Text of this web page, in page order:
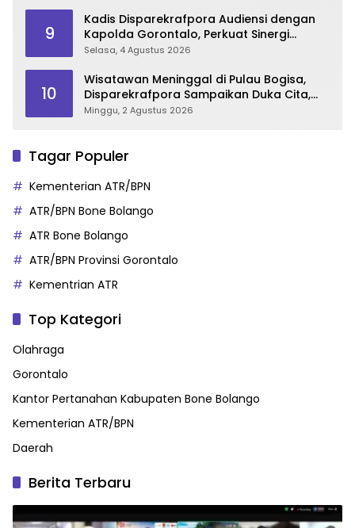
9
Kadis Disparekrafpora Audiensi dengan
Kapolda Gorontalo, Perkuat Sinergi
Sukseskan Gorontalo Karnaval Karawo
Selasa, 4 Agustus 2026
10
Wisatawan Meninggal di Pulau Bogisa,
Disparekrafpora Sampaikan Duka Cita,
Imbau Utamakan Keselamatan
Minggu, 2 Agustus 2026
Tagar Populer
Kementerian ATR/BPN
ATR/BPN Bone Bolango
ATR Bone Bolango
ATR/BPN Provinsi Gorontalo
Kementrian ATR
Top Kategori
Olahraga
Gorontalo
Kantor Pertanahan Kabupaten Bone Bolango
Kementerian ATR/BPN
Daerah
Berita Terbaru